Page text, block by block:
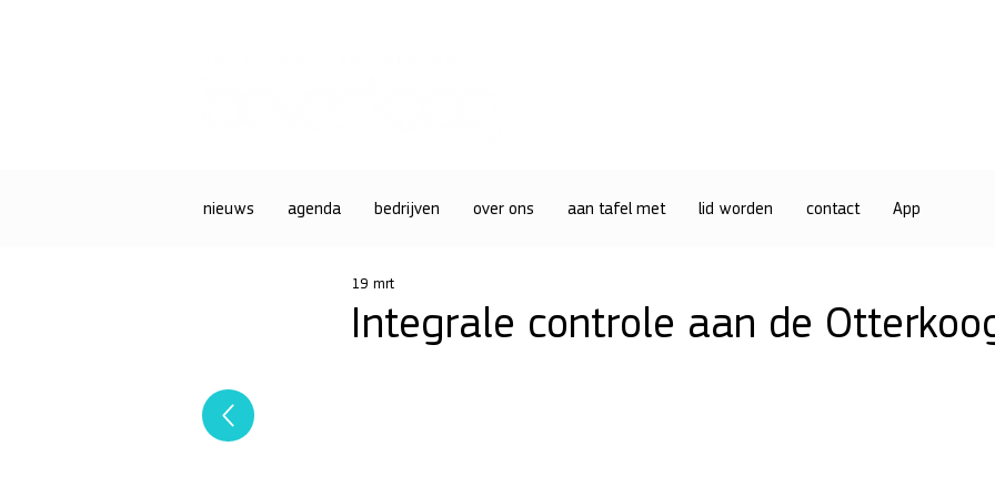
nieuws agenda bedrijven over ons aan tafel met lid worden contact App
Integrale controle aan de
19 mrt